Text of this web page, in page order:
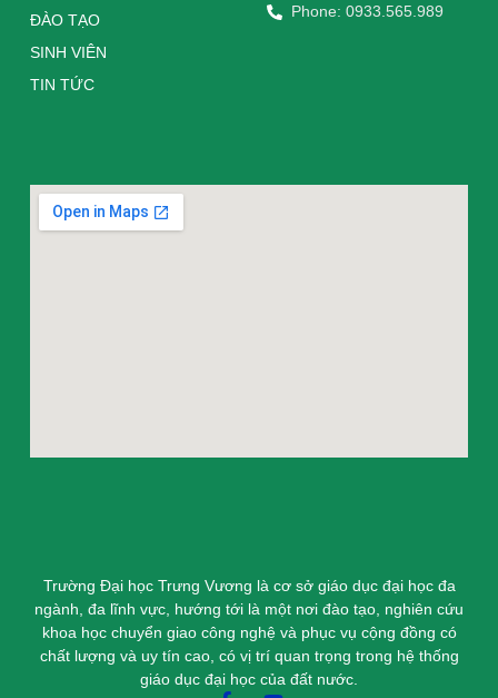
Trường Đại học Trưng Vương là cơ sở giáo dục đại học đa
ngành, đa lĩnh vực, hướng tới là một nơi đào tạo, nghiên cứu
khoa học chuyển giao công nghệ và phục vụ cộng đồng có
chất lượng và uy tín cao, có vị trí quan trọng trong hệ thống
giáo dục đại học của đất nước.
ĐÀO TẠO
SINH VIÊN
TIN TỨC
Phone: 0933.565.989